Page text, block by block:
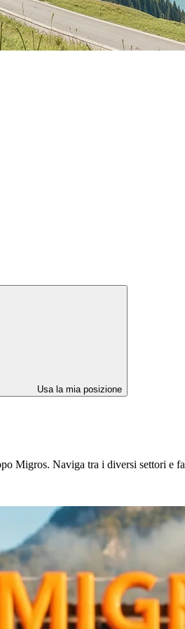
Usa la mia posizione
Migros. Naviga tra i diversi settori e